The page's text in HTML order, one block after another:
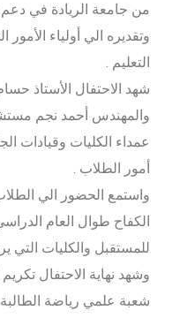
من جامعة الريادة في دعم
وتقديره الي أولياء
التعليم .
شهد الاحتفال الأستاذ
والمهندس أحمد نجم
عمداء الكليات وقيادات
أمور الطلاب .
واستمع الحضور الي
الكفاح طوال العام
للمستقبل والكليات التي
وشهد نهاية الاحتفال
شعبة علمي رياضة